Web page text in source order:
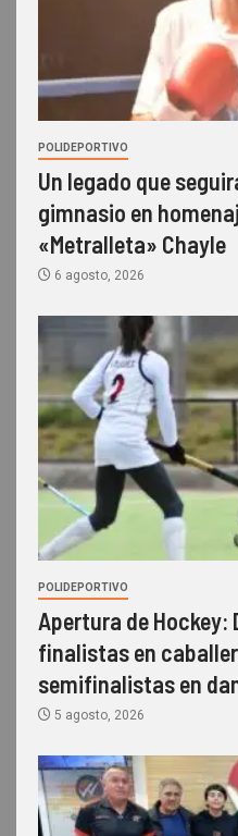
POLIDEPORTIVO
Un legado que
gimnasio en
«Metralleta» Chayle
6 agosto, 2026
POLIDEPORTIVO
Apertura de Hockey:
finalistas en
semifinalistas en
5 agosto, 2026